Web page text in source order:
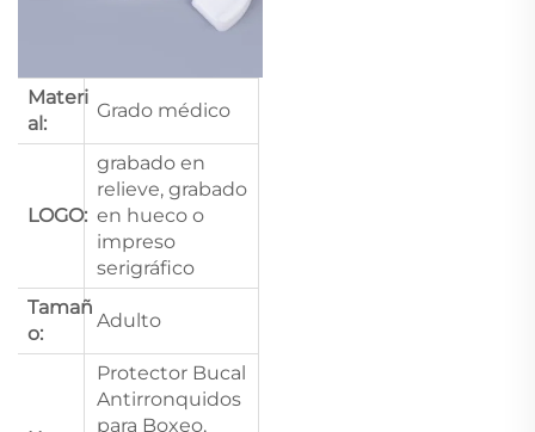
Materi
al:
Grado médico
LOGO:
grabado en
relieve, grabado
en hueco o
impreso
serigráfico
Tamañ
o:
Adulto
Protector Bucal
Antirronquidos
para Boxeo,